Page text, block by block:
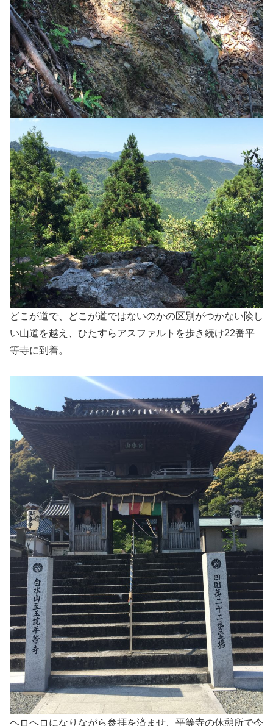
どこが道で、どこが道ではないのかの区別がつかない険し
い山道を越え、ひたすらアスファルトを歩き続け22番平
等寺に到着。
ヘロヘロになりながら参拝を済ませ、平等寺の休憩所で今